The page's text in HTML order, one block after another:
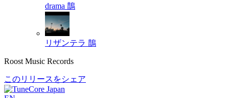
drama 鵲
リザンテラ 鵲
Roost Music Records
このリリースをシェア